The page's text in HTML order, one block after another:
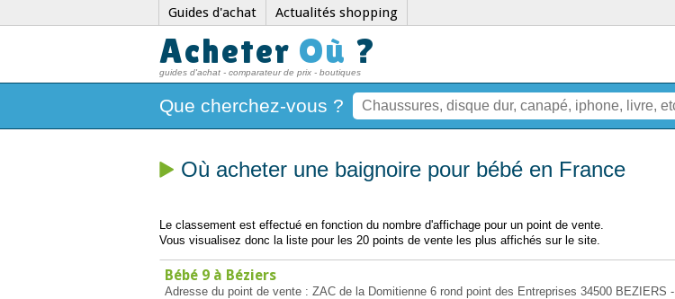
Guides d'achat Actualités shopping
Acheter Où ?
guides d'achat - comparateur de prix - boutiques
Que cherchez-vous ?
Où acheter une baignoire pour bébé en France
Le classement est effectué en fonction du nombre d'affichage pour un point de vente.
Vous visualisez donc la liste pour les 20 points de vente les plus affichés sur le site.
Bébé 9 à Béziers
Adresse du point de vente : ZAC de la Domitienne 6 rond point des Entreprises 34500 BEZIERS -